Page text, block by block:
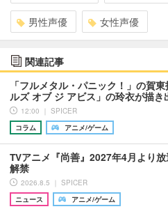
男性声優 女性声優
関連記事
「フルメタル・パニック！」の賀
ルズ オブ ジ アビス」の玲衣が描
12:00 ｜ SPICER
コラム
アニメ/ゲーム
TVアニメ『尚善』2027年4月より
解禁
2026.8.5 ｜ SPICER
ニュース
アニメ/ゲーム